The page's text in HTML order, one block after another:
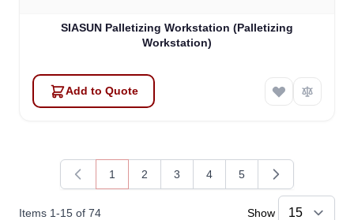
SIASUN Palletizing Workstation (Palletizing
Workstation)
Add to Quote
Items 1-15 of 74
You're currently reading page
1
Page
2
Page
3
Page
4
Page
5
Show